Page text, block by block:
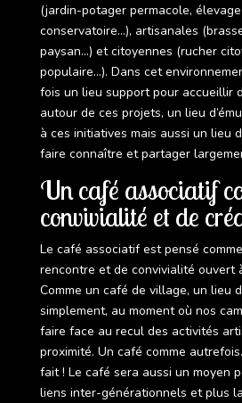
(jardin-potager permacole,
conservatoire…), artisanales
paysan…) et citoyennes (rucher
populaire…). Dans cet
fois un lieu support pour accueillir
autour de ces projets, un lieu
à ces initiatives mais aussi un lieu
faire connaître et partager
Un café associatif
convivialité et de
Le café associatif est pensé
rencontre et de convivialité ouvert
Comme un café de village, un lieu
simplement, au moment où nos
faire face au recul des activités
proximité. Un café comme
fait ! Le café sera aussi un moyen
liens inter-générationnels et plus